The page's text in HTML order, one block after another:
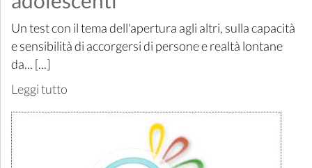
Un test con il tema dell'apertura agli altri, sulla capacità
e sensibilità di accorgersi di persone e realtà lontane
da... [...]
Leggi tutto